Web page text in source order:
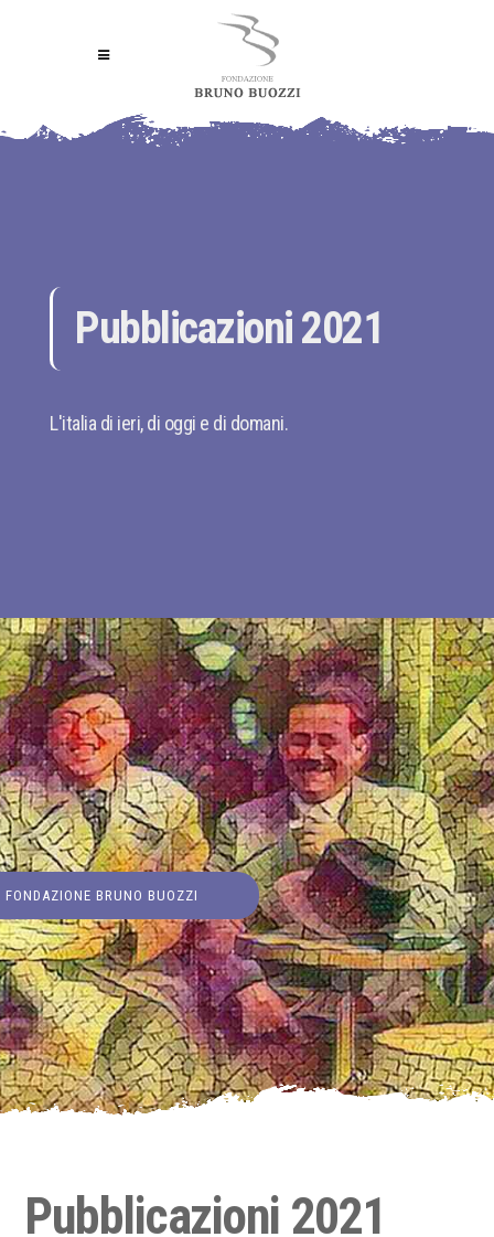
Pubblicazioni 2021
L'italia di ieri, di oggi e di domani.
FONDAZIONE BRUNO BUOZZI
Pubblicazioni 2021